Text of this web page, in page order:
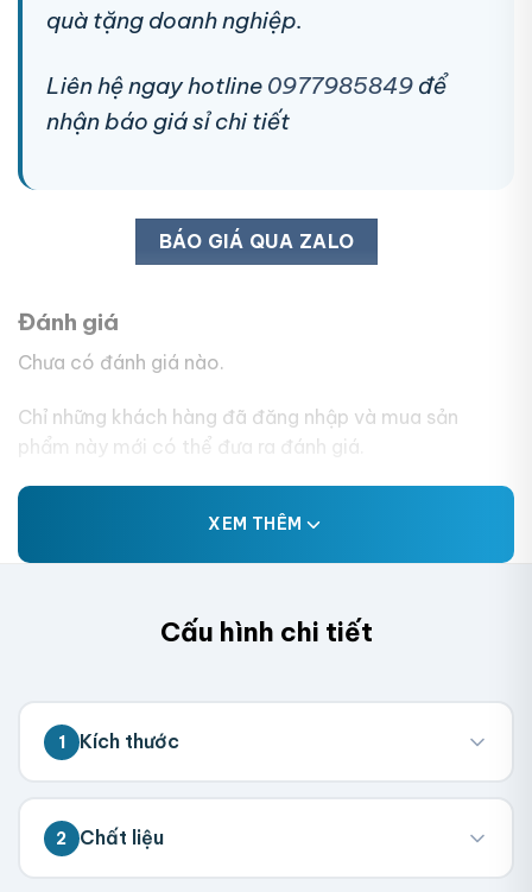
quà tặng doanh nghiệp.
Liên hệ ngay hotline 0977985849 để
nhận báo giá sỉ chi tiết
BÁO GIÁ QUA ZALO
Đánh giá
Chưa có đánh giá nào.
Chỉ những khách hàng đã đăng nhập và mua sản
phẩm này mới có thể đưa ra đánh giá.
XEM THÊM
Cấu hình chi tiết
1 Kích thước
💡 Đo kích thước bên trong hộp (nơi chứa
sản phẩm). Chúng tôi sẽ tính toán kích
thước tổng thể.
2 Chất liệu